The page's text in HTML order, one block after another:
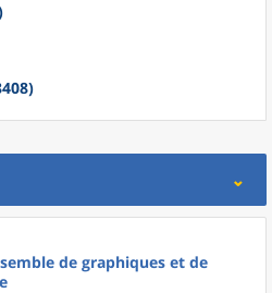
de graphiques et de